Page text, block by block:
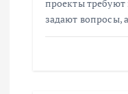
проекты
задают вопросы,